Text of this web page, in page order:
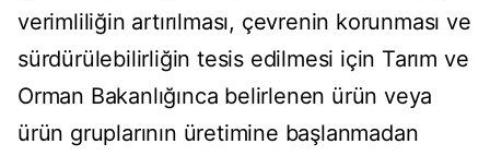
verimliliğin artırılması, çevrenin korunması ve
sürdürülebilirliğin tesis edilmesi için Tarım ve
Orman Bakanlığınca belirlenen ürün veya
ürün gruplarının üretimine başlanmadan